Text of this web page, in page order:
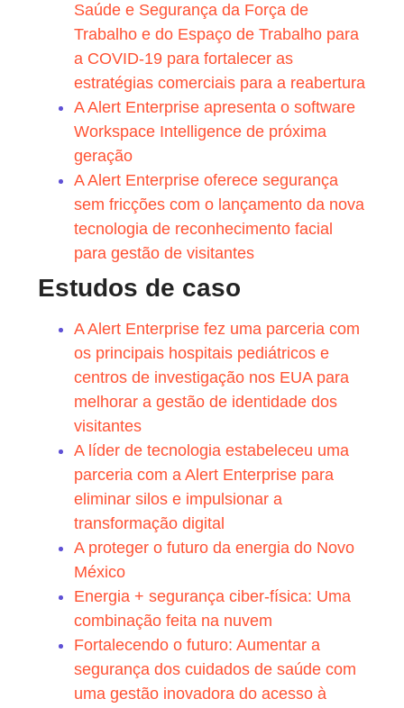
Saúde e Segurança da Força de
Trabalho e do Espaço de Trabalho para
a COVID-19 para fortalecer as
estratégias comerciais para a reabertura
A Alert Enterprise apresenta o software
Workspace Intelligence de próxima
geração
A Alert Enterprise oferece segurança
sem fricções com o lançamento da nova
tecnologia de reconhecimento facial
para gestão de visitantes
Estudos de caso
A Alert Enterprise fez uma parceria com
os principais hospitais pediátricos e
centros de investigação nos EUA para
melhorar a gestão de identidade dos
visitantes
A líder de tecnologia estabeleceu uma
parceria com a Alert Enterprise para
eliminar silos e impulsionar a
transformação digital
A proteger o futuro da energia do Novo
México
Energia + segurança ciber-física: Uma
combinação feita na nuvem
Fortalecendo o futuro: Aumentar a
segurança dos cuidados de saúde com
uma gestão inovadora do acesso à